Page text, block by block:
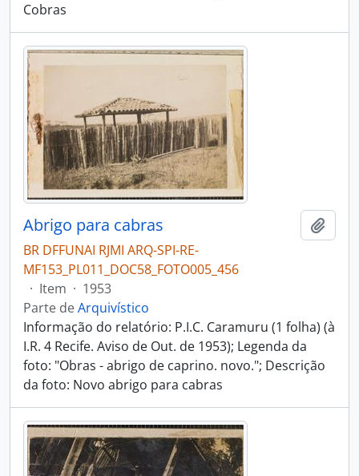
Cobras
Abrigo para cabras
BR DFFUNAI RJMI ARQ-SPI-RE-
MF153_PL011_DOC58_FOTO005_456
· Item · 1953
Parte deArquivístico
Informação do relatório: P.I.C. Caramuru (1 folha) (à
I.R. 4 Recife. Aviso de Out. de 1953); Legenda da
foto: "Obras - abrigo de caprino. novo."; Descrição
da foto: Novo abrigo para cabras